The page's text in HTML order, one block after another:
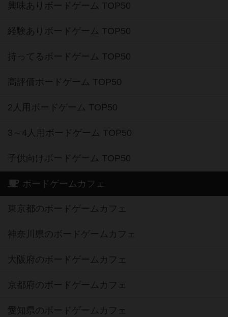
興味ありボードゲーム TOP50
経験ありボードゲーム TOP50
持ってるボードゲーム TOP50
高評価ボードゲーム TOP50
2人用ボードゲーム TOP50
3～4人用ボードゲーム TOP50
子供向けボードゲーム TOP50
ボードゲームカフェ
東京都のボードゲームカフェ
神奈川県のボードゲームカフェ
大阪府のボードゲームカフェ
京都府のボードゲームカフェ
愛知県のボードゲームカフェ